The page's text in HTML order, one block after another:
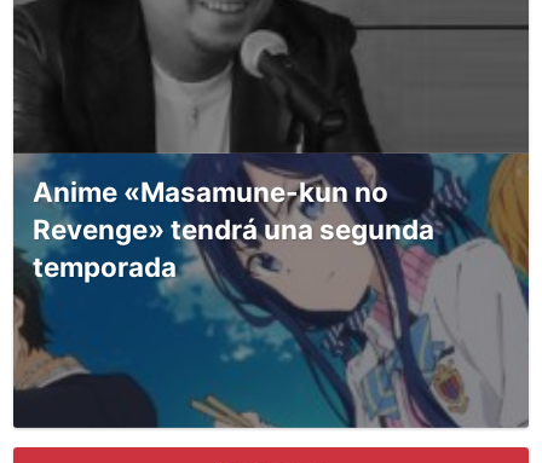
Anime «Masamune-kun no
Revenge» tendrá una segunda
temporada